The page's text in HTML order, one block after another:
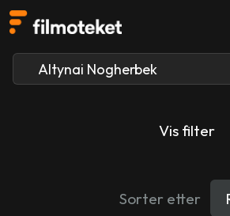
Vis filter
Sorter etter